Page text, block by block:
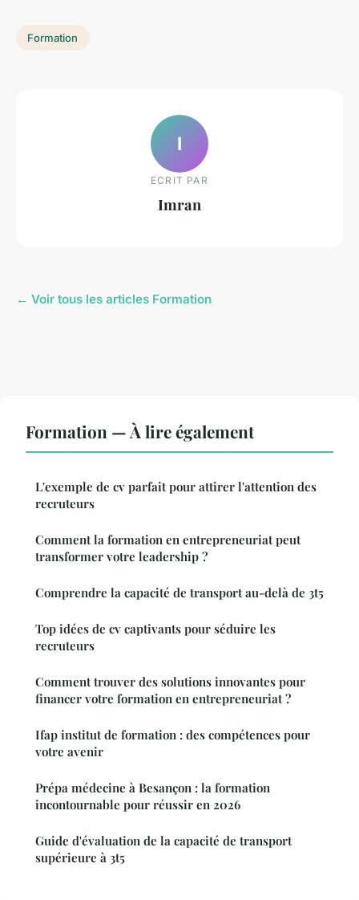
Formation
I
ECRIT PAR
Imran
← Voir tous les articles Formation
Formation — À lire également
L'exemple de cv parfait pour attirer l'attention des
recruteurs
Comment la formation en entrepreneuriat peut
transformer votre leadership ?
Comprendre la capacité de transport au-delà de 3t5
Top idées de cv captivants pour séduire les
recruteurs
Comment trouver des solutions innovantes pour
financer votre formation en entrepreneuriat ?
Ifap institut de formation : des compétences pour
votre avenir
Prépa médecine à Besançon : la formation
incontournable pour réussir en 2026
Guide d'évaluation de la capacité de transport
supérieure à 3t5